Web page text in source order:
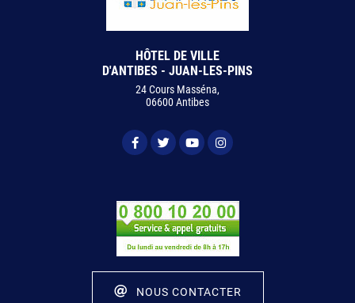
HÔTEL DE VILLE
D'ANTIBES - JUAN-LES-PINS
24 Cours Masséna,
06600 Antibes
NOUS CONTACTER